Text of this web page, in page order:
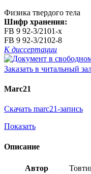
Физика твердого тела
Шифр хранения:
FB 9 92-3/2101-x
FB 9 92-3/2102-8
К диссертации
Заказать в читальный
Marc21
Скачать marc21-запись
Показать
Описание
Автор